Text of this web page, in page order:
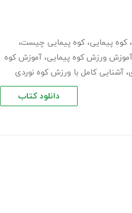
، کوه پیمایی، کوه پیمایی چیست،
آموزش ورزش کوه پیمایی، آموزش کوه
، آشنایی کامل با ورزش کوه نوردی
دانلود کتاب